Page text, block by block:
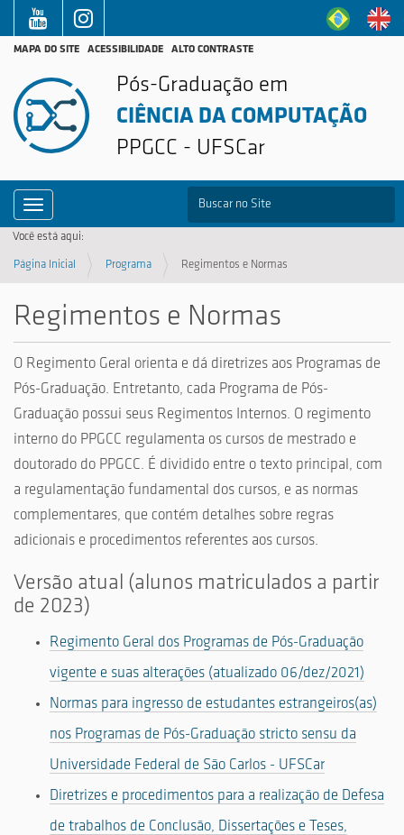
MAPA DO SITE ACESSIBILIDADE ALTO CONTRASTE
Pós-Graduação em
CIÊNCIA DA COMPUTAÇÃO
PPGCC - UFSCar
Toggle navigation
Você está aqui:
Página Inicial Programa Regimentos e Normas
Regimentos e Normas
O Regimento Geral orienta e dá diretrizes aos Programas de
Pós-Graduação. Entretanto, cada Programa de Pós-
Graduação possui seus Regimentos Internos. O regimento
interno do PPGCC regulamenta os cursos de mestrado e
doutorado do PPGCC. É dividido entre o texto principal, com
a regulamentação fundamental dos cursos, e as normas
complementares, que contém detalhes sobre regras
adicionais e procedimentos referentes aos cursos.
Versão atual (alunos matriculados a partir
de 2023)
Regimento Geral dos Programas de Pós-Graduação
vigente e suas alterações (atualizado 06/dez/2021)
Normas para ingresso de estudantes estrangeiros(as)
nos Programas de Pós-Graduação stricto sensu da
Universidade Federal de São Carlos - UFSCar
Diretrizes e procedimentos para a realização de Defesa
de trabalhos de Conclusão, Dissertações e Teses,